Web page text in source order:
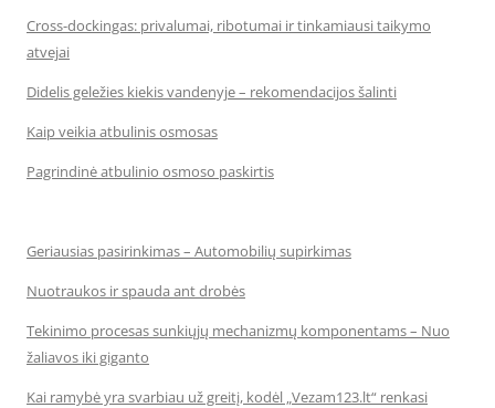
Cross-dockingas: privalumai, ribotumai ir tinkamiausi taikymo
atvejai
Didelis geležies kiekis vandenyje – rekomendacijos šalinti
Kaip veikia atbulinis osmosas
Pagrindinė atbulinio osmoso paskirtis
Geriausias pasirinkimas – Automobilių supirkimas
Nuotraukos ir spauda ant drobės
Tekinimo procesas sunkiųjų mechanizmų komponentams – Nuo
žaliavos iki giganto
Kai ramybė yra svarbiau už greitį, kodėl „Vezam123.lt“ renkasi